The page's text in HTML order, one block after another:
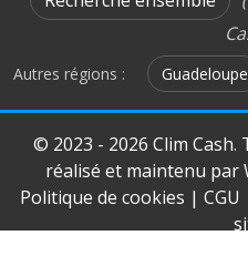
Autres régions : Guadeloupe
© 2023 - 2026 Clim
réalisé et maintenu par
Politique de cookies | CGU